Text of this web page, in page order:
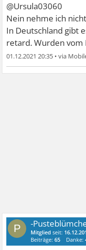
@Ursula03060
Nein nehme ich nicht
In Deutschland gibt
retard. Wurden
01.12.2021 20:35 •
P -
Mitglied seit:
Beiträge:65 Danke: